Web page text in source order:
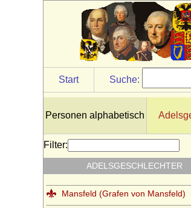
Start Suche:
Personen alphabetisch
Filter:
ADELSGESCHLECHTER
Lubomirski (Fürsten Lubomirski)
Luckner (Herren, Freiherren und
Ludowinger
Lüderitz (Herren von Lüderitz)
Lütke, von der
Lynar (Grafen und Fürsten zu
Makedonische Dynastie
Maltzan (Moltzan, Moltzahn,
Herren, Freiherren und Grafen
Mansfeld (Grafen von Mansfeld)